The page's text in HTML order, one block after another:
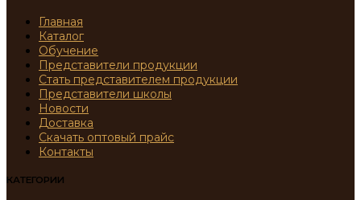
Главная
Каталог
Обучение
Представители продукции
Стать представителем продукции
Представители школы
Новости
Доставка
Скачать оптовый прайс
Контакты
КАТЕГОРИИ